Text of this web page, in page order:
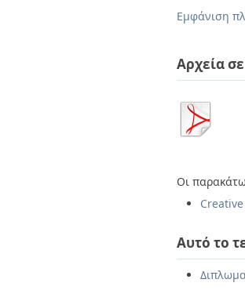
Εμφάνιση
Αρχεία
Οι παρακάτω
Αυτό το